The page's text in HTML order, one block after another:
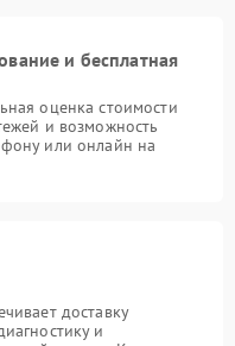
и бесплатная
оценка стоимости
и возможность
или онлайн на
доставку
и